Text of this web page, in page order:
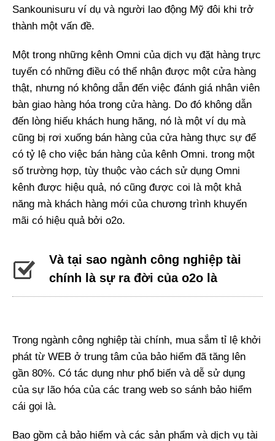
Sankounisuru ví dụ và người lao động Mỹ đôi khi trở
thành một vấn đề.
Một trong những kênh Omni của dịch vụ đặt hàng trực
tuyến có những điều có thể nhận được một cửa hàng
thật, nhưng nó không dẫn đến việc đánh giá nhân viên
bàn giao hàng hóa trong cửa hàng. Do đó không dẫn
đến lòng hiếu khách hung hăng, nó là một ví dụ mà
cũng bị rơi xuống bán hàng của cửa hàng thực sự để
có tỷ lệ cho việc bán hàng của kênh Omni. trong một
số trường hợp, tùy thuộc vào cách sử dụng Omni
kênh được hiệu quả, nó cũng được coi là một khả
năng mà khách hàng mới của chương trình khuyến
mãi có hiệu quả bởi o2o.
Và tại sao ngành công nghiệp tài
chính là sự ra đời của o2o là
Trong ngành công nghiệp tài chính, mua sắm tỉ lệ khởi
phát từ WEB ở trung tâm của bảo hiểm đã tăng lên
gần 80%. Có tác dụng như phổ biến và dễ sử dụng
của sự lão hóa của các trang web so sánh bảo hiểm
cái gọi là.
Bao gồm cả bảo hiểm và các sản phẩm và dịch vụ tài